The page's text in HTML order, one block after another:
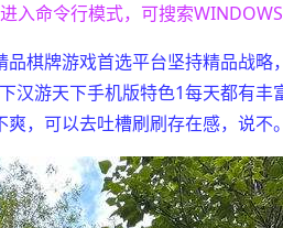
命令行模式，可搜索WINDOWS
棋牌游戏首选平台坚持精品战略
汉游天下手机版特色1每天都有丰
，可以去吐槽刷刷存在感，说不。